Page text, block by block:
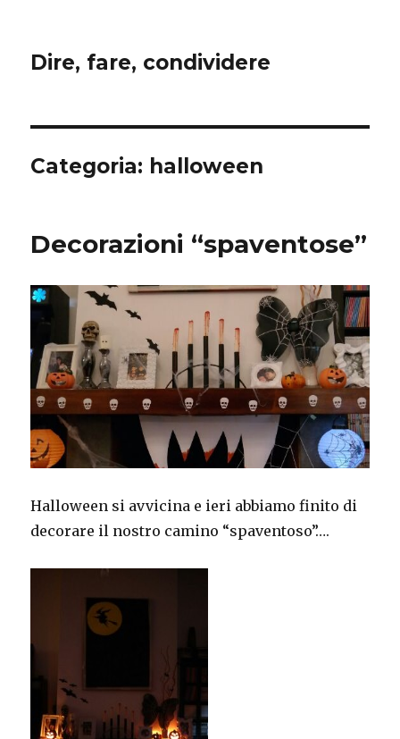
Dire, fare, condividere
Categoria: halloween
Decorazioni “spaventose”
Halloween si avvicina e ieri abbiamo finito di
decorare il nostro camino “spaventoso”….